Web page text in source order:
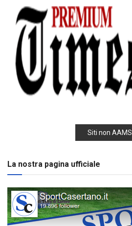
Siti non AAMS
La nostra pagina ufficiale